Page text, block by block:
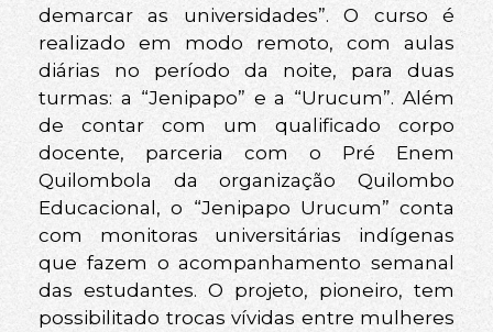
demarcar as universidades”. O curso é
realizado em modo remoto, com aulas
diárias no período da noite, para duas
turmas: a “Jenipapo” e a “Urucum”. Além
de contar com um qualificado corpo
docente, parceria com o Pré Enem
Quilombola da organização Quilombo
Educacional, o “Jenipapo Urucum” conta
com monitoras universitárias indígenas
que fazem o acompanhamento semanal
das estudantes. O projeto, pioneiro, tem
possibilitado trocas vívidas entre mulheres